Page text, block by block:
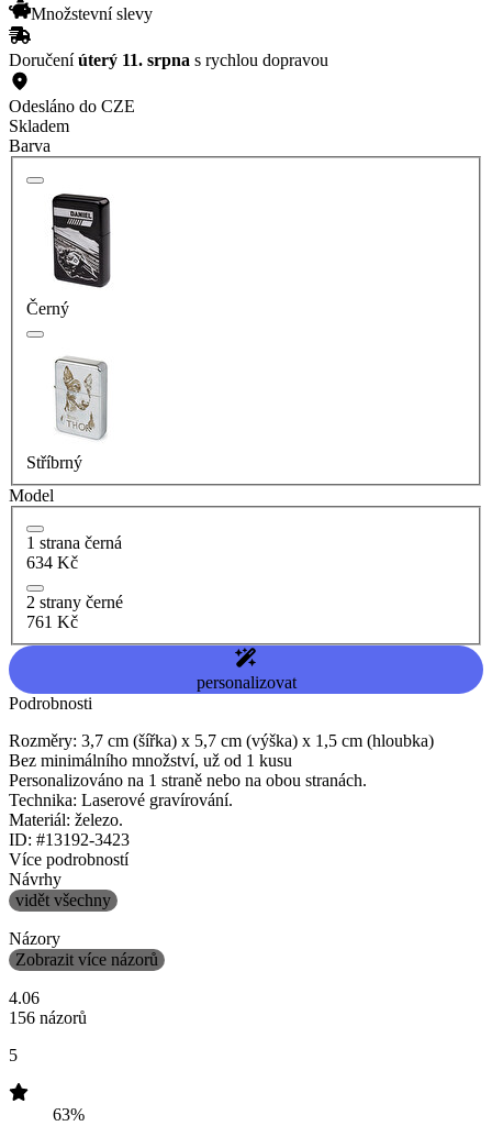
Množstevní slevy
Doručeníúterý 11. srpna s rychlou dopravou
Odesláno do CZE
Skladem
Barva
Černý
Stříbrný
Model
1 strana černá
634 Kč
2 strany černé
761 Kč
personalizovat
Podrobnosti
Rozměry: 3,7 cm (šířka) x 5,7 cm (výška) x 1,5 cm (hloubka)
Bez minimálního množství, už od 1 kusu
Personalizováno na 1 straně nebo na obou stranách.
Technika: Laserové gravírování.
Materiál: železo.
ID: #13192-3423
Více podrobností
Návrhy
vidět všechny
Názory
Zobrazit více názorů
4.06
156 názorů
5
63%